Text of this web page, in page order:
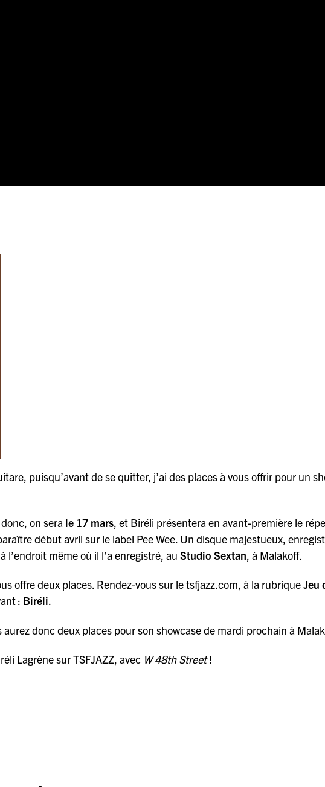
puisqu’avant de se quitter, j’ai des places à vous offrir pour un
on sera le 17 mars , et Biréli présentera en avant-première le
début avril sur le label Pee Wee. Un disque majestueux,
l’endroit même où il l’a enregistré, au Studio Sextan , à Malakoff.
offre deux places. Rendez-vous sur le tsfjazz.com, à la rubriqueJeu
: Biréli.
donc deux places pour son showcase de mardi prochain à
Lagrène sur TSFJAZZ, avec W 48th Street!